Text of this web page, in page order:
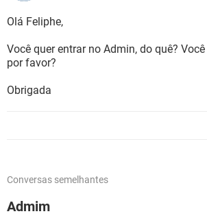
Olá Feliphe,
Você quer entrar no Admin, do quê?
por favor?
Obrigada
Conversas semelhantes
Admim